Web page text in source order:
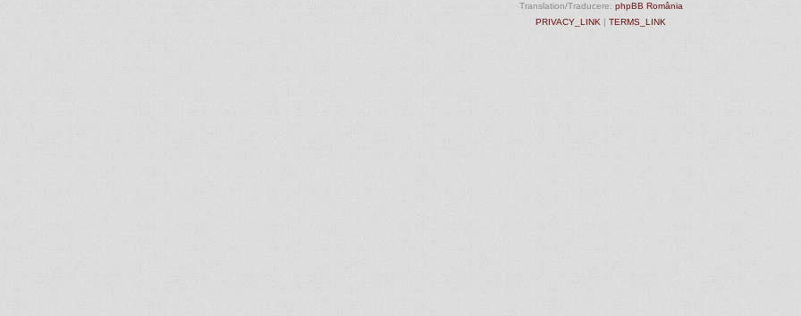
Translation/Traducere: phpBB România
PRIVACY_LINK | TERMS_LINK